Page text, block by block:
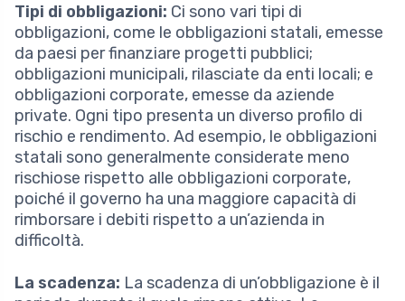
Tipi di obbligazioni: Ci sono vari tipi di
obbligazioni, come le obbligazioni statali, emesse
da paesi per finanziare progetti pubblici;
obbligazioni municipali, rilasciate da enti locali; e
obbligazioni corporate, emesse da aziende
private. Ogni tipo presenta un diverso profilo di
rischio e rendimento. Ad esempio, le obbligazioni
statali sono generalmente considerate meno
rischiose rispetto alle obbligazioni corporate,
poiché il governo ha una maggiore capacità di
rimborsare i debiti rispetto a un’azienda in
difficoltà.
La scadenza: La scadenza di un’obbligazione è il